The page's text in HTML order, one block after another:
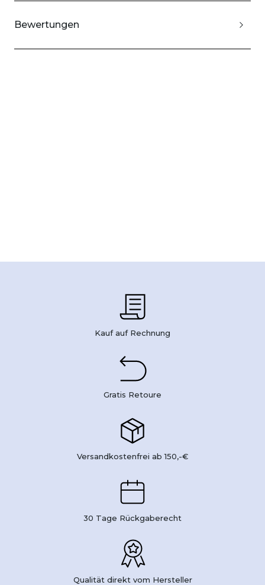
Bewertungen
Kauf auf Rechnung
Gratis Retoure
Versandkostenfrei ab 150,-€
30 Tage Rückgaberecht
Qualität direkt vom Hersteller